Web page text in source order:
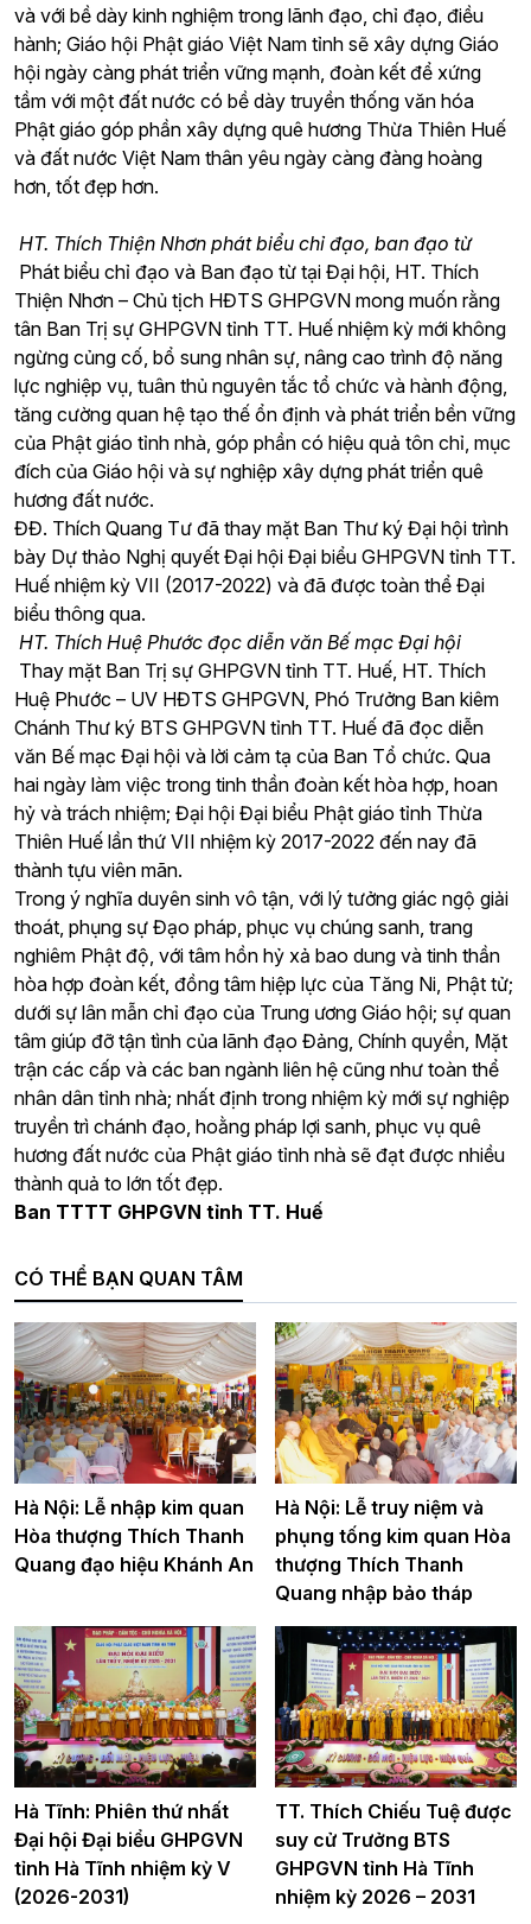
và với bề dày kinh nghiệm trong lãnh đạo, chỉ đạo, điều
hành; Giáo hội Phật giáo Việt Nam tỉnh sẽ xây dựng Giáo
hội ngày càng phát triển vững mạnh, đoàn kết để xứng
tầm với một đất nước có bề dày truyền thống văn hóa
Phật giáo góp phần xây dựng quê hương Thừa Thiên Huế
và đất nước Việt Nam thân yêu ngày càng đàng hoàng
hơn, tốt đẹp hơn.
HT. Thích Thiện Nhơn phát biểu chỉ đạo, ban đạo từ
Phát biểu chỉ đạo và Ban đạo từ tại Đại hội, HT. Thích
Thiện Nhơn – Chủ tịch HĐTS GHPGVN mong muốn rằng
tân Ban Trị sự GHPGVN tỉnh TT. Huế nhiệm kỳ mới không
ngừng củng cố, bổ sung nhân sự, nâng cao trình độ năng
lực nghiệp vụ, tuân thủ nguyên tắc tổ chức và hành động,
tăng cường quan hệ tạo thế ổn định và phát triển bền vững
của Phật giáo tỉnh nhà, góp phần có hiệu quả tôn chỉ, mục
đích của Giáo hội và sự nghiệp xây dựng phát triển quê
hương đất nước.
ĐĐ. Thích Quang Tư đã thay mặt Ban Thư ký Đại hội trình
bày Dự thảo Nghị quyết Đại hội Đại biểu GHPGVN tỉnh TT.
Huế nhiệm kỳ VII (2017-2022) và đã được toàn thể Đại
biểu thông qua.
HT. Thích Huệ Phước đọc diễn văn Bế mạc Đại hội
Thay mặt Ban Trị sự GHPGVN tỉnh TT. Huế, HT. Thích
Huệ Phước – UV HĐTS GHPGVN, Phó Trưởng Ban kiêm
Chánh Thư ký BTS GHPGVN tỉnh TT. Huế đã đọc diễn
văn Bế mạc Đại hội và lời cảm tạ của Ban Tổ chức. Qua
hai ngày làm việc trong tinh thần đoàn kết hòa hợp, hoan
hỷ và trách nhiệm; Đại hội Đại biểu Phật giáo tỉnh Thừa
Thiên Huế lần thứ VII nhiệm kỳ 2017-2022 đến nay đã
thành tựu viên mãn.
Trong ý nghĩa duyên sinh vô tận, với lý tưởng giác ngộ giải
thoát, phụng sự Đạo pháp, phục vụ chúng sanh, trang
nghiêm Phật độ, với tâm hồn hỷ xả bao dung và tinh thần
hòa hợp đoàn kết, đồng tâm hiệp lực của Tăng Ni, Phật tử;
dưới sự lân mẫn chỉ đạo của Trung ương Giáo hội; sự quan
tâm giúp đỡ tận tình của lãnh đạo Đảng, Chính quyền, Mặt
trận các cấp và các ban ngành liên hệ cũng như toàn thể
nhân dân tỉnh nhà; nhất định trong nhiệm kỳ mới sự nghiệp
truyền trì chánh đạo, hoằng pháp lợi sanh, phục vụ quê
hương đất nước của Phật giáo tỉnh nhà sẽ đạt được nhiều
thành quả to lớn tốt đẹp.
Ban TTTT GHPGVN tỉnh TT. Huế
CÓ THỂ BẠN QUAN TÂM
Hà Nội: Lễ nhập kim quan
Hòa thượng Thích Thanh
Quang đạo hiệu Khánh An
Hà Nội: Lễ truy niệm và
phụng tống kim quan Hòa
thượng Thích Thanh
Quang nhập bảo tháp
Hà Tĩnh: Phiên thứ nhất
Đại hội Đại biểu GHPGVN
tỉnh Hà Tĩnh nhiệm kỳ V
(2026-2031)
TT. Thích Chiếu Tuệ được
suy cử Trưởng BTS
GHPGVN tỉnh Hà Tĩnh
nhiệm kỳ 2026 – 2031